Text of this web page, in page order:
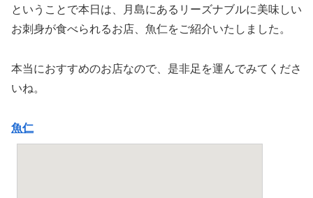
ということで本日は、月島にあるリーズナブルに美味しい
お刺身が食べられるお店、魚仁をご紹介いたしました。
本当におすすめのお店なので、是非足を運んでみてくださ
いね。
魚仁